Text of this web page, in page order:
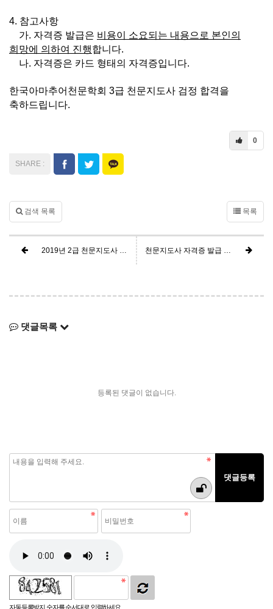
4. 참고사항
가. 자격증 발급은 비용이 소요되는 내용으로 본인의
희망에 의하여 진행합니다.
나. 자격증은 카드 형태의 자격증입니다.
한국아마추어천문학회 3급 천문지도사 검정 합격을
축하드립니다.
0
검색 목록 목록
2019년 2급 천문지도사 검정 수석 천문지도사 공고 천문지도사 자격증 발급 신청 안내
댓글목록
등록된 댓글이 없습니다.
자동등록방지 숫자를 순서대로 입력하세요.